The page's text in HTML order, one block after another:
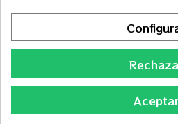
Política de cookies
Política de privacidad
Aceptar